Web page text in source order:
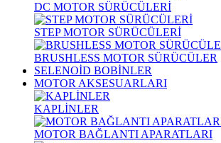
DC MOTOR SÜRÜCÜLERİ
STEP MOTOR SÜRÜCÜLERİ
BRUSHLESS MOTOR SÜRÜCÜLER
SELENOİD BOBİNLER
MOTOR AKSESUARLARI
KAPLİNLER
MOTOR BAĞLANTI APARATLARI